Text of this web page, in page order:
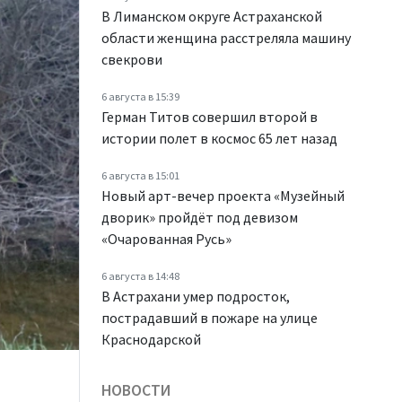
В Лиманском округе Астраханской
области женщина расстреляла машину
свекрови
6 августа в 15:39
Герман Титов совершил второй в
истории полет в космос 65 лет назад
6 августа в 15:01
Новый арт-вечер проекта «Музейный
дворик» пройдёт под девизом
«Очарованная Русь»
6 августа в 14:48
В Астрахани умер подросток,
пострадавший в пожаре на улице
Краснодарской
НОВОСТИ